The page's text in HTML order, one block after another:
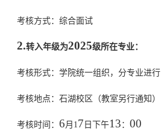
考核方式：综合面试
2.转入年级为2025级所在专业：
考核形式：学院统一组织，分专业进行
考核地点：石湖校区（教室另行通知）
考核时间： 6 月 1 7 日下午1 3 ： 00